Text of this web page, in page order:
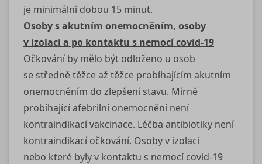
je minimální dobou 15 minut.
Osoby s akutním onemocněním, osoby
v izolaci a po kontaktu s nemocícovid-19
Očkování by mělo být odloženo u osob
se středně těžce až těžce probíhajícím akutním
onemocněním do zlepšení stavu. Mírně
probíhající afebrilní onemocnění není
kontraindikací vakcinace. Léčba antibiotiky není
kontraindikací očkování. Osoby v izolaci
nebo které byly v kontaktu s nemocí covid-19